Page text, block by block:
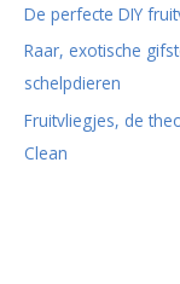
De perfecte DIY
Raar, exotische
schelpdieren
Fruitvliegjes, de
Clean